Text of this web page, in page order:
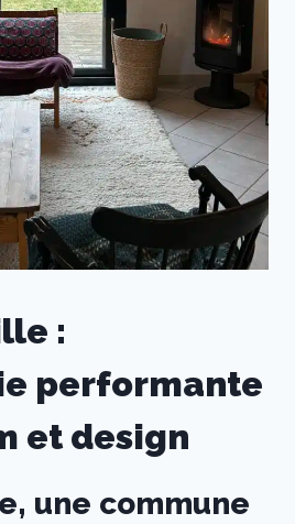
:
performante
et design
une commune